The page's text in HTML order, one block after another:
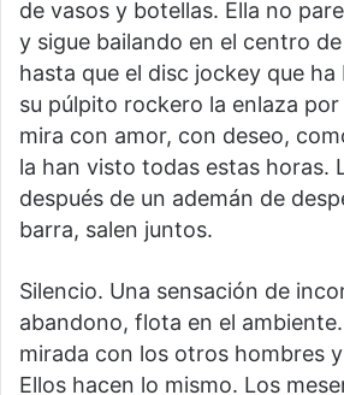
de vasos y botellas. Ella no
y sigue bailando en el centro
hasta que el disc jockey que
su púlpito rockero la enlaza por
mira con amor, con deseo,
la han visto todas estas horas.
después de un ademán de
barra, salen juntos.
Silencio. Una sensación de
abandono, flota en el
mirada con los otros hombres
Ellos hacen lo mismo. Los